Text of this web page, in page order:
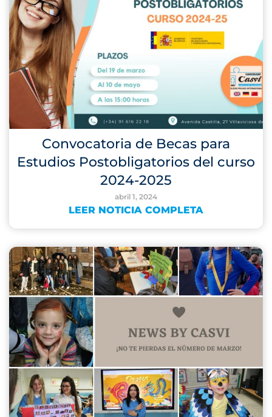
Convocatoria de Becas para
Estudios Postobligatorios del curso
2024-2025
abril 1, 2024
LEER NOTICIA COMPLETA